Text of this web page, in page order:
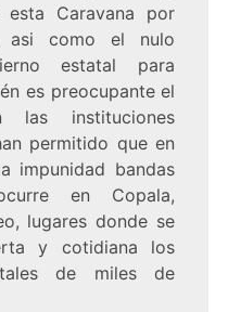
Caravana por
asi como el nulo
estatal para
es preocupante el
las instituciones
permitido que en
impunidad bandas
en Copala,
lugares donde se
y cotidiana los
de miles de